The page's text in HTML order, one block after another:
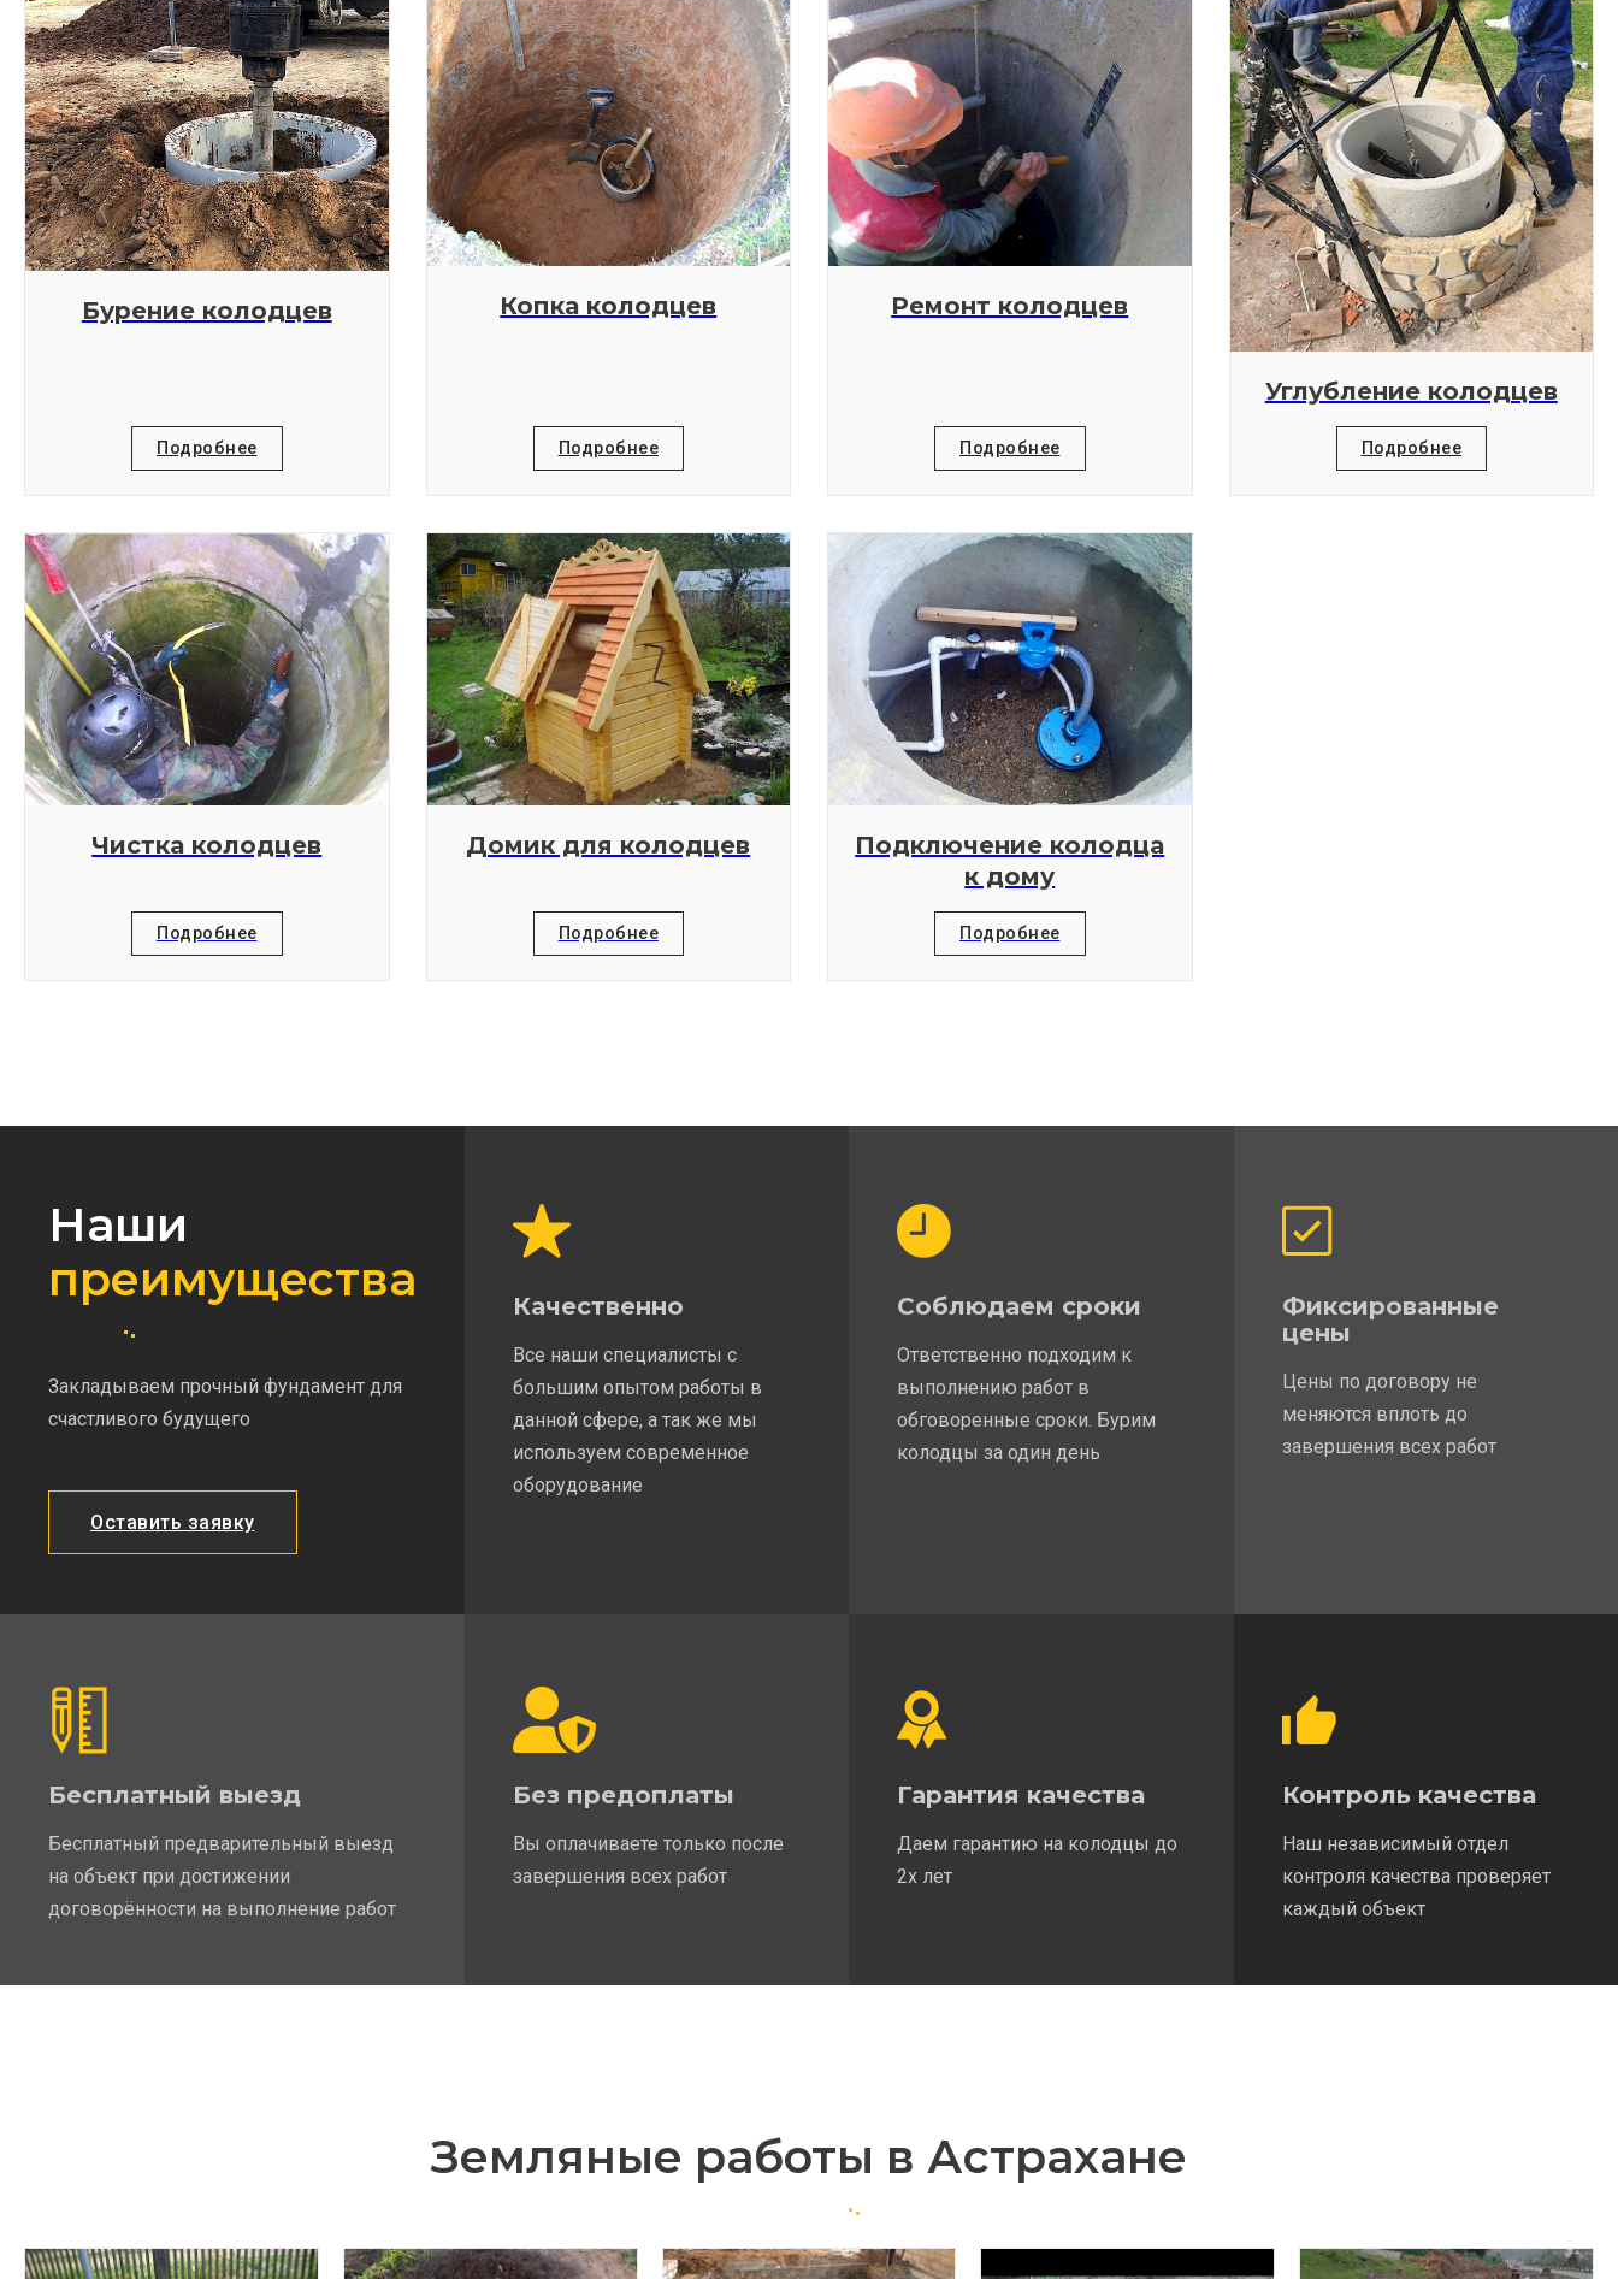
Бурение колодцев
Подробнее
Копка колодцев
Подробнее
Ремонт колодцев
Подробнее
Углубление колодцев
Подробнее
Чистка колодцев
Подробнее
Домик для колодцев
Подробнее
Подключение колодца
к дому
Подробнее
Наши
преимущества
Закладываем прочный фундамент для
счастливого будущего
Оставить заявку
Качественно
Все наши специалисты с
большим опытом работы в
данной сфере, а так же мы
используем современное
оборудование
Соблюдаем сроки
Ответственно подходим к
выполнению работ в
обговоренные сроки. Бурим
колодцы за один день
Фиксированные
цены
Цены по договору не
меняются вплоть до
завершения всех работ
Бесплатный выезд
Бесплатный предварительный выезд
на объект при достижении
договорённости на выполнение работ
Без предоплаты
Вы оплачиваете только после
завершения всех работ
Гарантия качества
Даем гарантию на колодцы до
2х лет
Контроль качества
Наш независимый отдел
контроля качества проверяет
каждый объект
Земляные работы в Астрахане